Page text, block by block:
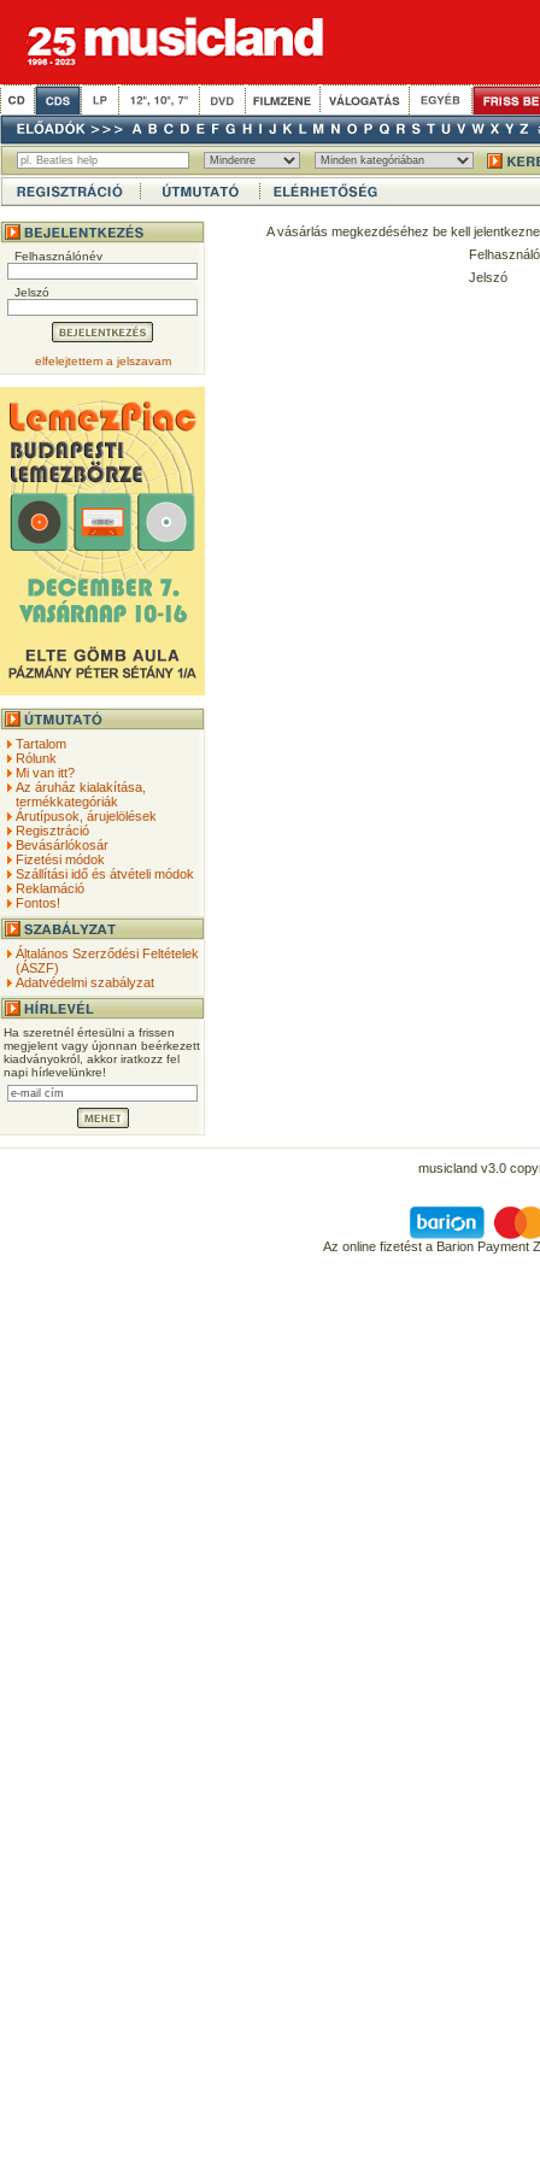
Felhasználónév
Jelszó
elfelejtettem a jelszavam
Tartalom
Rólunk
Mi van itt?
Az áruház kialakítása,
termékkategóriák
Árutípusok, árujelölések
Regisztráció
Bevásárlókosár
Fizetési módok
Szállítási idő és átvételi módok
Reklamáció
Fontos!
Általános Szerződési Feltételek
(ÁSZF)
Adatvédelmi szabályzat
Ha szeretnél értesülni a frissen
megjelent vagy újonnan beérkezett
kiadványokról, akkor iratkozz fel
napi hírlevelünkre!
A vásárlás megkezdéséhez be kell
Jelszó
musicland v3.0
Az online fizetést a Barion Payment